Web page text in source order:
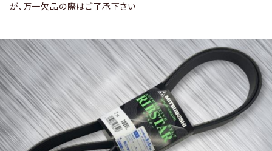
が、万一欠品の際はご了承下さい